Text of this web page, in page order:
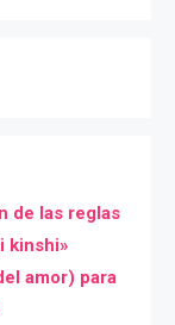
de las reglas
kinshi»
amor) para